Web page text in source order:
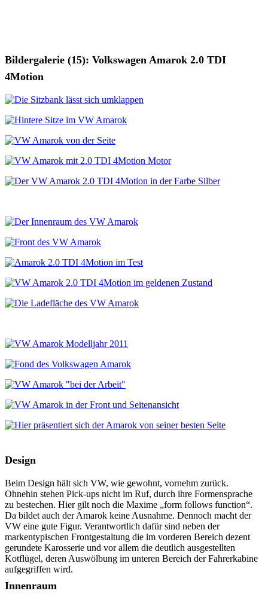
Bildergalerie (15): Volkswagen Amarok 2.0 TDI
4Motion
Design
Beim Design hält sich VW, wie gewohnt, vornehm zurück.
Ohnehin stehen Pick-ups nicht im Ruf, durch ihre Formensprache
zu bestechen. Hier gilt noch die Maxime „form follows function“.
Da bildet auch der Amarok keine Ausnahme. Dennoch macht der
VW eine gute Figur. Verantwortlich dafür sind neben der
markentypischen Frontgestaltung die im vorderen Bereich dezent
gerundete Karosserie und vor allem die deutlich ausgestellten
Kotflügel, deren Auswölbung im unteren Bereich der Fahrerkabine
aufgegriffen wird.
Innenraum